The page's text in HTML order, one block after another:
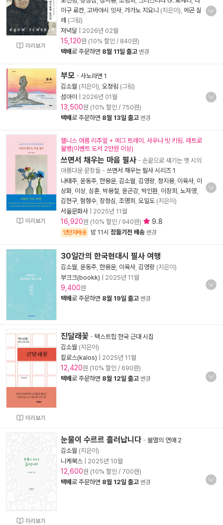
미리보기
이구 료칸 고바야시 잇사 가가노 지요니 (지은이), 에곤 실
레 (그림)
저녁달
2026년 02월
15,120원 (10% 할인 / 840원)
택배로 주문하면 8월 11일 출고 변경
부모 - 사노라면 1
김소월 (지은이), 오정림 (그림)
섬아이
2026년 01월
13,500원 (10% 할인 / 750원)
택배로 주문하면 8월 13일 출고 변경
미리보기
웰니스 여름 리추얼 + 에그 트레이. 사우나 빗 키링. 레트로
물병(이벤트 도서 2만원 이상)
쓰면서 채우는 마음 필사 - 손끝으로 새기는 옛 시의
아름다운 문장들 - 쓰면서 채우는 필사 시리즈 1
나태주 윤동주 한용운, 김소월 김영랑 정지용, 이육사 이
상화 이상 심훈 박용철 윤곤강 박인환 이장희 노자영
김현구 함형수 장정심 조명희 오일도 (지은이)
서울문화사
2025년 11월
16,920원 (10% 할인 / 940원) 9.8
양탄자배송 밤 11시 잠들기전 배송 변경
30일간의 한국현대시 필사 여행
김소월 윤동주 한용운, 이육사 김영랑 (지은이)
부크크(bookk)
2025년 11월
9,400원
택배로 주문하면 8월 19일 출고 변경
미리보기
진달래꽃 - 텍스트힙 한국 근대 시집
김소월 (지은이)
칼로스(kalos)
2025년 11월
12,420원 (10% 할인 / 690원)
택배로 주문하면 8월 12일 출고 변경
미리보기
눈물이 수르르 흘러납니다 - 불멸의 연애 2
김소월 (지은이)
니케북스
2025년 10월
12,600원 (10% 할인 / 700원)
택배로 주문하면 8월 12일 출고 변경